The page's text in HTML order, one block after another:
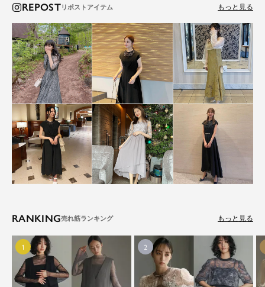
REPOST もっと見る
RANKING もっと見る